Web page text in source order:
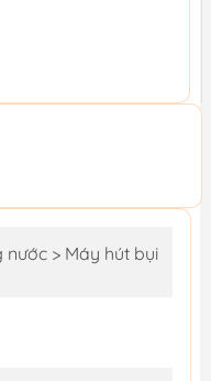
nước > Máy hút bụi